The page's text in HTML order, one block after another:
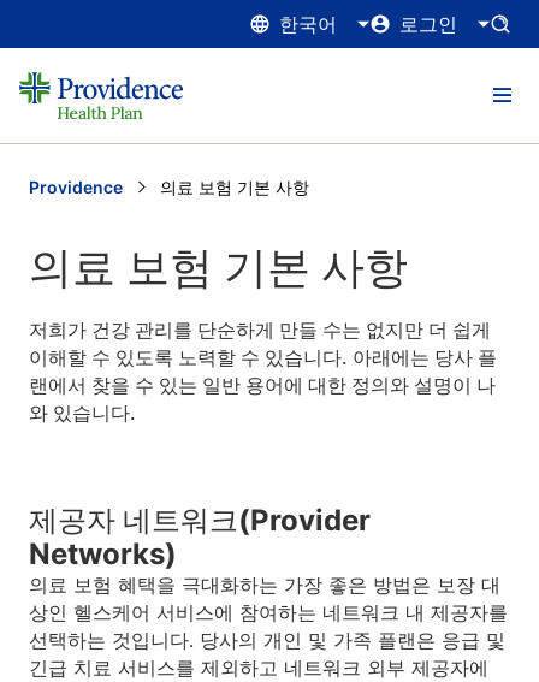
한국어 로그인
Providence Current:
의료 보험 기본 사항
의료 보험 기본 사항
저희가 건강 관리를 단순하게 만들 수는 없지만 더 쉽게
이해할 수 있도록 노력할 수 있습니다. 아래에는 당사 플
랜에서 찾을 수 있는 일반 용어에 대한 정의와 설명이 나
와 있습니다.
제공자 네트워크(Provider
Networks)
의료 보험 혜택을 극대화하는 가장 좋은 방법은 보장 대
상인 헬스케어 서비스에 참여하는 네트워크 내 제공자를
선택하는 것입니다. 당사의 개인 및 가족 플랜은 응급 및
긴급 치료 서비스를 제외하고 네트워크 외부 제공자에